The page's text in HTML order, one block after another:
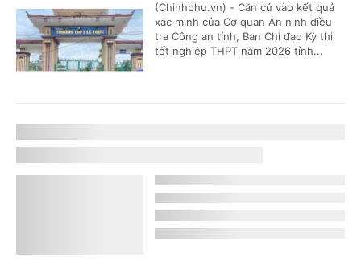
(Chinhphu.vn) - Căn cứ vào kết quả
xác minh của Cơ quan An ninh điều
tra Công an tỉnh, Ban Chỉ đạo Kỳ thi
tốt nghiệp THPT năm 2026 tỉnh...